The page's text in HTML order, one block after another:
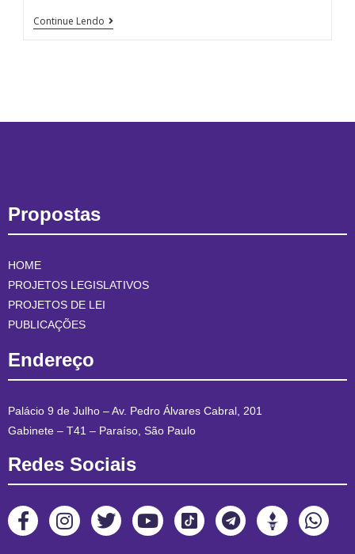
Continue Lendo
Propostas
HOME
PROJETOS LEGISLATIVOS
PROJETOS DE LEI
PUBLICAÇÕES
Endereço
Palácio 9 de Julho – Av. Pedro Álvares Cabral, 201
Gabinete – T41 – Paraíso, São Paulo
Redes Sociais